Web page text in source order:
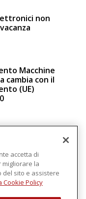
non
Macchine
cambia con il
(UE)
in cloud
accetta di
migliorare la
del sito e assistere
Cookie Policy